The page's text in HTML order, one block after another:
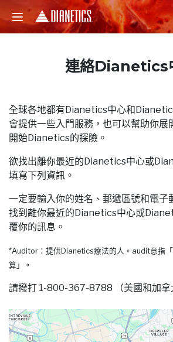
連絡Dianetics
全球各地都有Dianetics中心和
會提供一些入門服務，也可以幫助你展
開始Dianetics的探險。
欲找出離你最近的Dianetics中心或
填寫下列資訊。
一定要輸入你的姓名、郵遞區號和電子
找到離你最近的Dianetics中心或
覆你的訊息。
*Auditor：提供Dianetics療法的人。audit意指
算」。
請撥打 1-800-367-8788 （美國和加拿